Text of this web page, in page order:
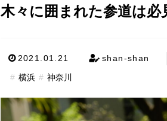
木々に囲まれた参道は必
2021.01.21 shan-shan
横浜
神奈川